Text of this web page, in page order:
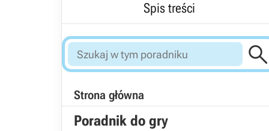
Spis treści
Strona główna
Poradnik do gry